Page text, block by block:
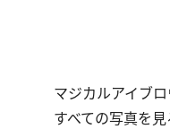
マジカルアイブ
すべての写真を見